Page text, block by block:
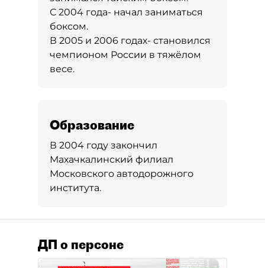
С 2004 года- начал заниматься
боксом.
В 2005 и 2006 годах- становился
чемпионом России в тяжёлом
весе.
Образование
В 2004 году закончил
Махачкалинский филиал
Московского автодорожного
института.
ДП о персоне